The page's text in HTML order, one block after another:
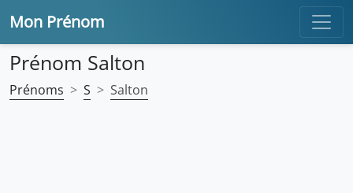
Mon Prénom
Prénom Salton
Prénoms S Salton